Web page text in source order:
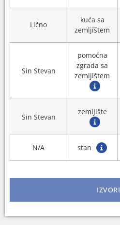
Lično
kuća sa
zemljištem
Sin Stevan
pomoćna
zgrada sa
zemljištem
Sin Stevan
zemljište
N/A stan
IZVORI